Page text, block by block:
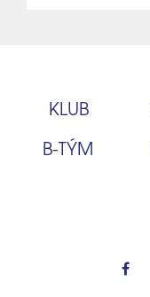
KLUB
B‑TÝM